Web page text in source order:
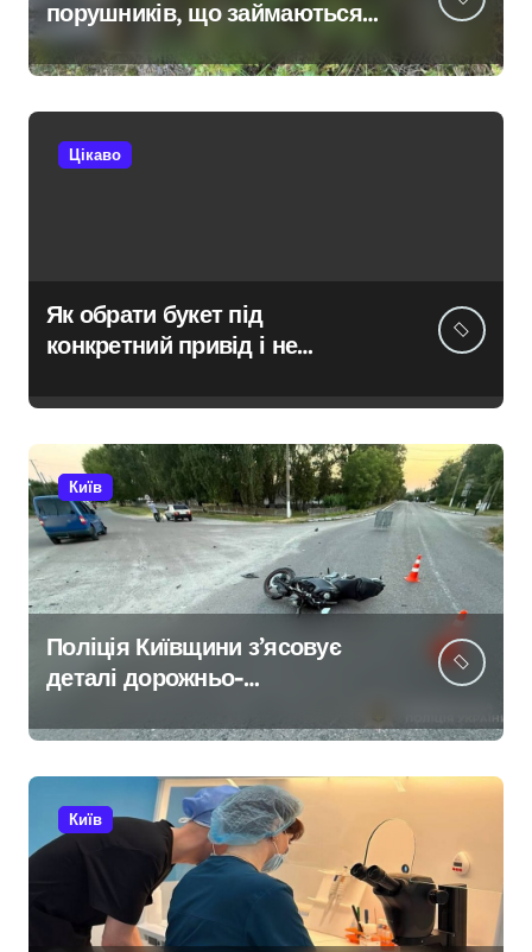
порушників, що займаються
незаконною вирубкою лісу
Цікаво
Як обрати букет під
конкретний привід і не
Київ
Поліція Київщини з’ясовує
деталі дорожньо-
Щербаки за участю двох
неповнолітніх постраждалих
Київ